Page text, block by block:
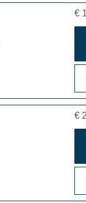
€
€